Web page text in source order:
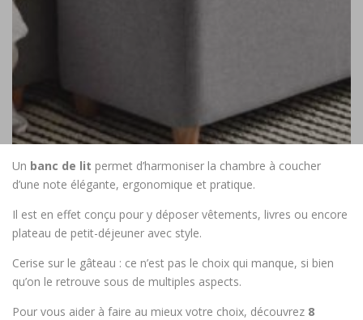
Un banc de lit permet d’harmoniser la chambre à coucher
d’une note élégante, ergonomique et pratique.
Il est en effet conçu pour y déposer vêtements, livres ou encore
plateau de petit-déjeuner avec style.
Cerise sur le gâteau : ce n’est pas le choix qui manque, si bien
qu’on le retrouve sous de multiples aspects.
Pour vous aider à faire au mieux votre choix, découvrez 8